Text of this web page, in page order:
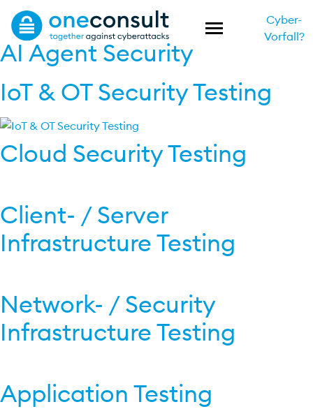
Cyber-
Vorfall?
AI Agent Security
IoT & OT Security Testing
Cloud Security Testing
Client- / Server
Infrastructure Testing
Network- / Security
Infrastructure Testing
Application Testing